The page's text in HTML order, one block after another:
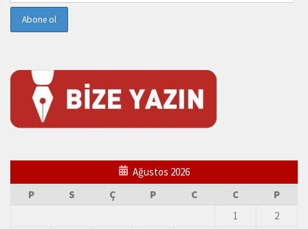
Ağustos 2026
P
S Ç P C C
P
1
2